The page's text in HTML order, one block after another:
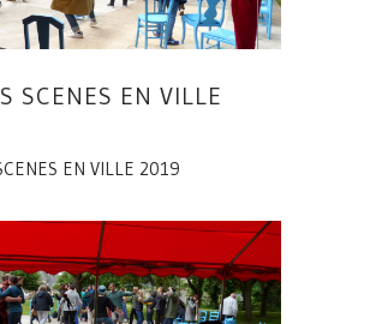
SCENES EN VILLE
EN VILLE 2019